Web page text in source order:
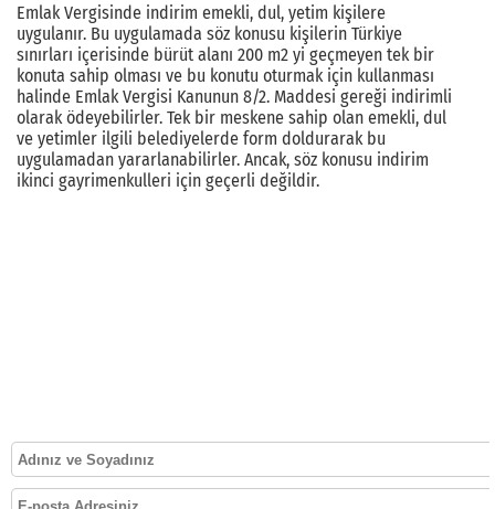
Emlak Vergisinde indirim emekli, dul, yetim kişilere
uygulanır. Bu uygulamada söz konusu kişilerin Türkiye
sınırları içerisinde bürüt alanı 200 m2 yi geçmeyen tek bir
konuta sahip olması ve bu konutu oturmak için kullanması
halinde Emlak Vergisi Kanunun 8/2. Maddesi gereği indirimli
olarak ödeyebilirler. Tek bir meskene sahip olan emekli, dul
ve yetimler ilgili belediyelerde form doldurarak bu
uygulamadan yararlanabilirler. Ancak, söz konusu indirim
ikinci gayrimenkulleri için geçerli değildir.